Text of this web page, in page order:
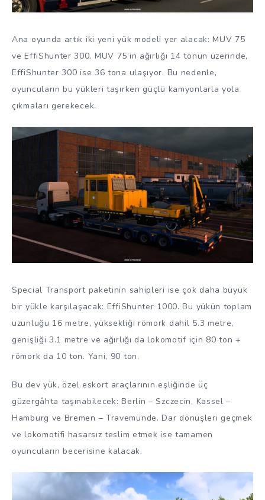
Ana oyunda artık iki yeni yük modeli yer alacak: MUV 75
ve EffiShunter 300. MUV 75’in ağırlığı 14 tonun üzerinde,
EffiShunter 300 ise 36 tona ulaşıyor. Bu nedenle,
oyuncuların bu yükleri taşırken güçlü kamyonlarla yola
çıkmaları gerekecek.
Special Transport paketinin sahipleri ise çok daha büyük
bir yükle karşılaşacak: EffiShunter 1000. Bu yükün toplam
uzunluğu 16 metre, yüksekliği römork dahil 5.3 metre,
genişliği 3.1 metre ve ağırlığı da lokomotif için 80 ton +
römork da 10 ton. Yani, 90 ton.
Bu dev yük, özel eskort araçlarının eşliğinde üç
güzergâhta taşınabilecek: Berlin – Szczecin, Kassel –
Hamburg ve Bremen – Travemünde. Dar dönüşleri geçmek
ve lokomotifi hasarsız teslim etmek ise tamamen
oyuncuların becerisine kalacak.